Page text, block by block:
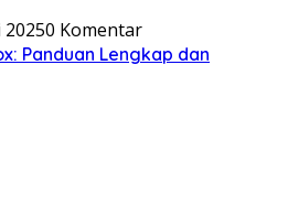
20250 Komentar
Panduan Lengkap dan